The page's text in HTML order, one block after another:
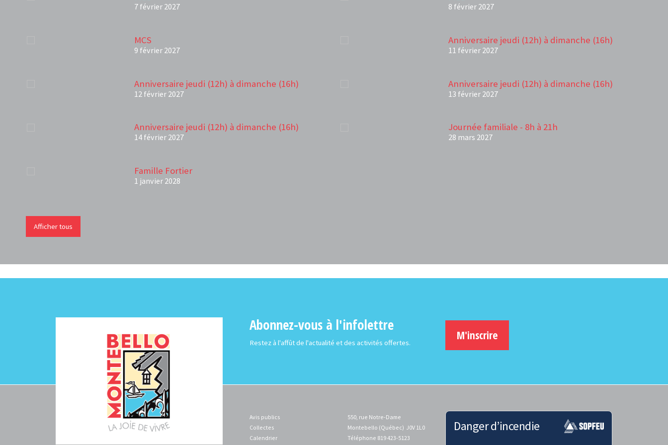
7 février 2027 8 février 2027
MCS
9 février 2027
Anniversaire jeudi (12h) à dimanche (16h)
11 février 2027
Anniversaire jeudi (12h) à dimanche (16h)
12 février 2027
Anniversaire jeudi (12h) à dimanche (16h)
13 février 2027
Anniversaire jeudi (12h) à dimanche (16h)
14 février 2027
Journée familiale - 8h à 21h
28 mars 2027
Famille Fortier
1 janvier 2028
Afficher tous
Abonnez-vous à l'infolettre
Restez à l'affût de l'actualité et des activités offertes.
M'inscrire
Avis publics
Collectes
Calendrier
550, rue Notre-Dame
Montebello (Québec) J0V 1L0
Téléphone 819 423-5123
Danger d’incendie